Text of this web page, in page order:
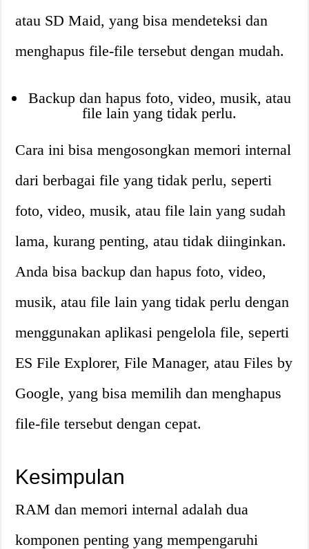
atau SD Maid, yang bisa mendeteksi dan
menghapus file-file tersebut dengan mudah.
Backup dan hapus foto, video, musik, atau
file lain yang tidak perlu.
Cara ini bisa mengosongkan memori internal
dari berbagai file yang tidak perlu, seperti
foto, video, musik, atau file lain yang sudah
lama, kurang penting, atau tidak diinginkan.
Anda bisa backup dan hapus foto, video,
musik, atau file lain yang tidak perlu dengan
menggunakan aplikasi pengelola file, seperti
ES File Explorer, File Manager, atau Files by
Google, yang bisa memilih dan menghapus
file-file tersebut dengan cepat.
Kesimpulan
RAM dan memori internal adalah dua
komponen penting yang mempengaruhi